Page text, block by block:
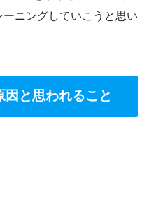
ニングしていこうと思い
因と思われること